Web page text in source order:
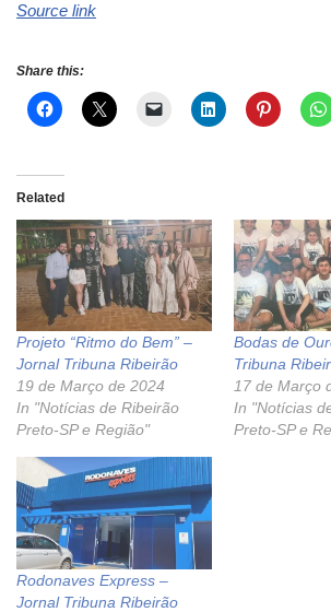
Source link
Share this:
Related
Projeto “Ritmo do Bem” –
Jornal Tribuna Ribeirão
19 de Março de 2024
In "Notícias de Ribeirão
Preto-SP e Região"
Bodas de
Tribuna
17 de Março
In "Notícias
Preto-SP e
Rodonaves Express –
Jornal Tribuna Ribeirão